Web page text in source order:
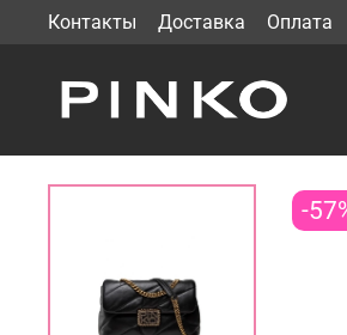
Контакты Доставка Оплата
-